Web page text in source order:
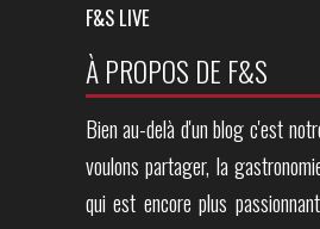
F&S LIVE
À PROPOS DE F&S
Bien au-delà d'un blog c'est
voulons partager, la
qui est encore plus